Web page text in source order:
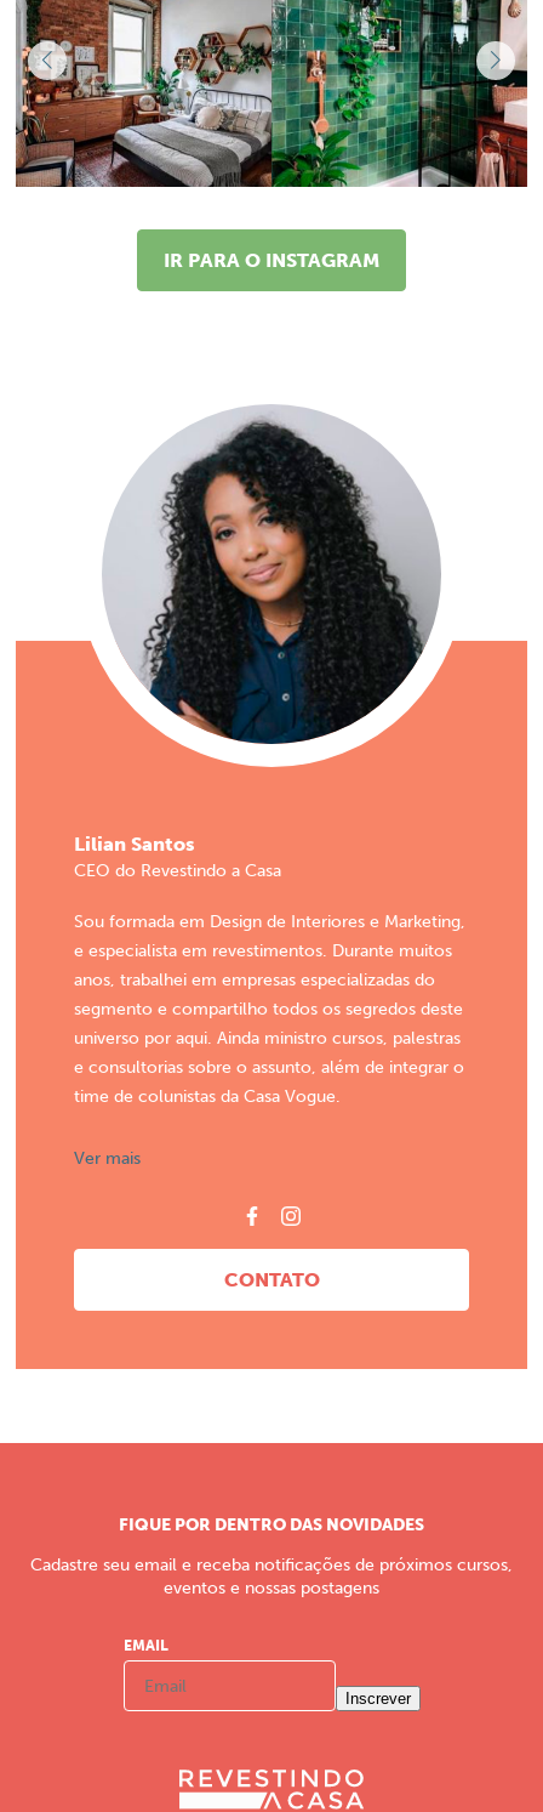
IR PARA O INSTAGRAM
Lilian Santos
CEO do Revestindo a Casa
Sou formada em Design de Interiores e Marketing,
e especialista em revestimentos. Durante muitos
anos, trabalhei em empresas especializadas do
segmento e compartilho todos os segredos deste
universo por aqui. Ainda ministro cursos, palestras
e consultorias sobre o assunto, além de integrar o
time de colunistas da Casa Vogue.
Ver mais
CONTATO
FIQUE POR DENTRO DAS NOVIDADES
Cadastre seu email e receba notificações de próximos cursos,
eventos e nossas postagens
EMAIL
Inscrever